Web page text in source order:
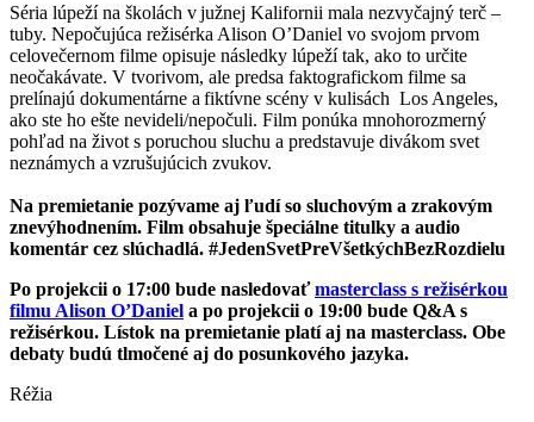
Séria lúpeží na školách v južnej Kalifornii mala nezvyčajný terč –
tuby. Nepočujúca režisérka Alison OʼDaniel vo svojom prvom
celovečernom filme opisuje následky lúpeží tak, ako to určite
neočakávate. V tvorivom, ale predsa faktografickom filme sa
prelínajú dokumentárne a fiktívne scény v kulisách Los Angeles,
ako ste ho ešte nevideli/nepočuli. Film ponúka mnohorozmerný
pohľad na život s poruchou sluchu a predstavuje divákom svet
neznámych a vzrušujúcich zvukov.
Na premietanie pozývame aj ľudí so sluchovým a zrakovým
znevýhodnením. Film obsahuje špeciálne titulky a audio
komentár cez slúchadlá. #JedenSvetPreVšetkýchBezRozdielu
Po projekcii o 17:00 bude nasledovaťmasterclass s režisérkou
filmu Alison O’Daniel a po projekcii o 19:00 bude Q&A s
režisérkou. Lístok na premietanie platí aj na masterclass. Obe
debaty budú tlmočené aj do posunkového jazyka.
Réžia